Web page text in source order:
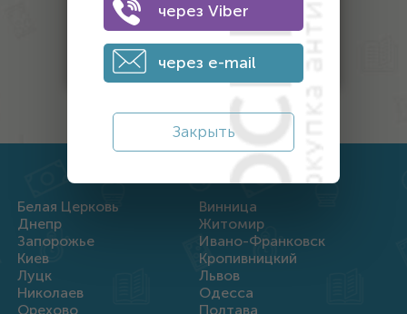
Другой антиквариат
Награды
Белая Церковь
Винница
Днепр
Житомир
Запорожье
Ивано-Франковск
Киев
Кропивницкий
Луцк
Львов
Николаев
Одесса
Орехово
Полтава
через Viber
через e-mail
Закрыть